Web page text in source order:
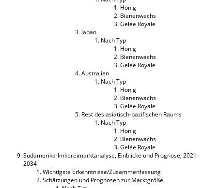
Honig
Bienenwachs
Gelée Royale
Japan
Nach Typ
Honig
Bienenwachs
Gelée Royale
Australien
Nach Typ
Honig
Bienenwachs
Gelée Royale
Rest des asiatisch-pazifischen Raums
Nach Typ
Honig
Bienenwachs
Gelée Royale
Südamerika-Imkereimarktanalyse, Einblicke und Prognose, 2021-
2034
Wichtigste Erkenntnisse/Zusammenfassung
Schätzungen und Prognosen zur Marktgröße